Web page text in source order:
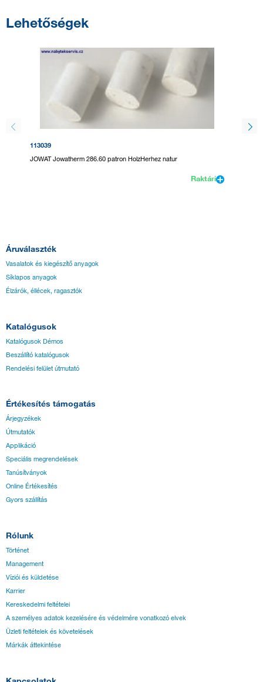
Lehetőségek
113039
JOWAT Jowatherm 286.60 patron HolzHerhez natur
Raktári
Áruválaszték
Vasalatok és kiegészítő anyagok
Síklapos anyagok
Élzárók, éllécek, ragasztók
Katalógusok
Katalógusok Démos
Beszállító katalógusok
Rendelési felület útmutató
Értékesítés támogatás
Árjegyzékek
Útmutatók
Applikáció
Speciális megrendelések
Tanúsítványok
Online Értékesítés
Gyors szállítás
Rólunk
Történet
Management
Víziói és küldetése
Karrier
Kereskedelmi feltételei
A személyes adatok kezelésére és védelmére vonatkozó elvek
Üzleti feltételek és követelések
Márkák áttekintése